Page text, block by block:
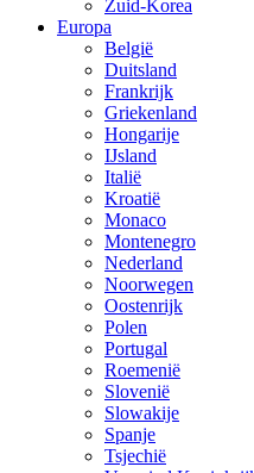
Zuid-Korea
Europa
België
Duitsland
Frankrijk
Griekenland
Hongarije
IJsland
Italië
Kroatië
Monaco
Montenegro
Nederland
Noorwegen
Oostenrijk
Polen
Portugal
Roemenië
Slovenië
Slowakije
Spanje
Tsjechië